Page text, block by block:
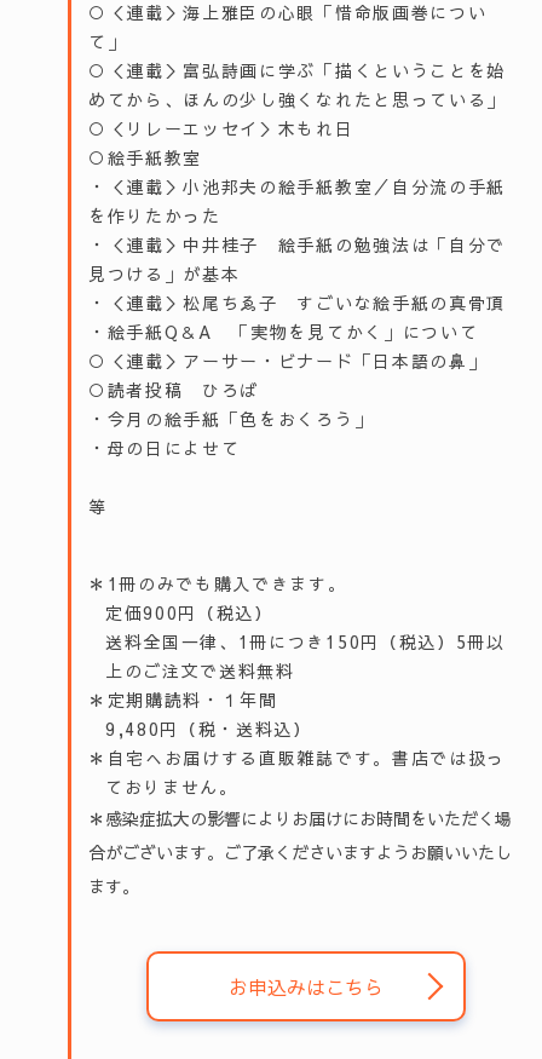
○＜連載＞海上雅臣の心眼「惜命版画巻につい
て」
○＜連載＞富弘詩画に学ぶ「描くということを始
めてから、ほんの少し強くなれたと思っている」
○＜リレーエッセイ＞木もれ日
○絵手紙教室
・＜連載＞小池邦夫の絵手紙教室／自分流の手紙
を作りたかった
・＜連載＞中井桂子 絵手紙の勉強法は「自分で
見つける」が基本
・＜連載＞松尾ちゑ子 すごいな絵手紙の真骨頂
・絵手紙Q＆A 「実物を見てかく」について
○＜連載＞アーサー・ビナード「日本語の鼻」
○読者投稿 ひろば
・今月の絵手紙「色をおくろう」
・母の日によせて
等
＊1冊のみでも購入できます。
定価900円（税込）
送料全国一律、1冊につき150円（税込）5冊以
上のご注文で送料無料
＊定期購読料・１年間
9,480円（税・送料込）
＊自宅へお届けする直販雑誌です。書店では扱っ
ておりません。
＊感染症拡大の影響によりお届けにお時間をいただく場
合がございます。ご了承くださいますようお願いいたし
ます。
お申込みはこちら